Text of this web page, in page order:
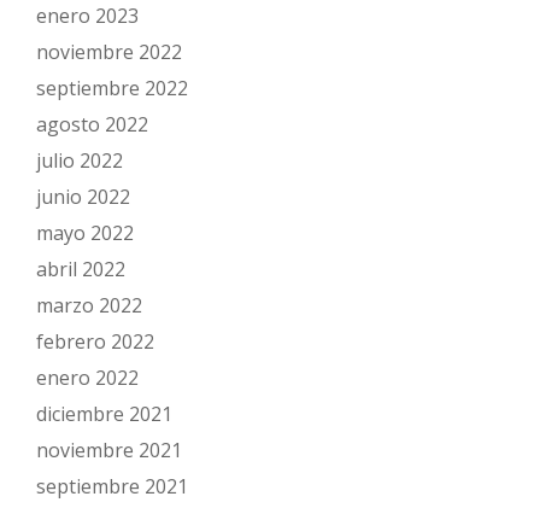
enero 2023
noviembre 2022
septiembre 2022
agosto 2022
julio 2022
junio 2022
mayo 2022
abril 2022
marzo 2022
febrero 2022
enero 2022
diciembre 2021
noviembre 2021
septiembre 2021